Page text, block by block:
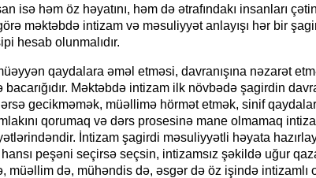
isə həm öz həyatını, həm də ətrafındakı insanları
məktəbdə intizam və məsuliyyət anlayışı hər bir
hesab olunmalıdır.
qaydalara əməl etməsi, davranışına nəzarət
Məktəbdə intizam ilk növbədə şagirdin
gecikməmək, müəllimə hörmət etmək, sinif
qorumaq və dərs prosesinə mane olmamaq
İntizam şagirdi məsuliyyətli həyata
peşəni seçirsə seçsin, intizamsız şəkildə uğur
müəllim də, mühəndis də, əsgər də öz işində intizamlı